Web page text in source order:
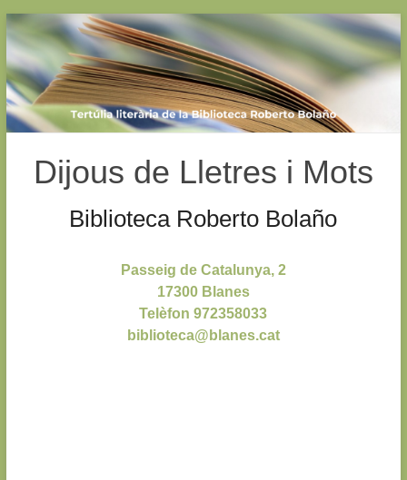
Skip
to
content
Dijous de Lletres i Mots
Biblioteca Roberto Bolaño
Passeig de Catalunya, 2
17300 Blanes
Telèfon 972358033
biblioteca@blanes.cat